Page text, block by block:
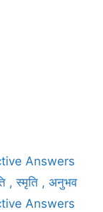
Answers
, स्मृति , अनुभव
Answers